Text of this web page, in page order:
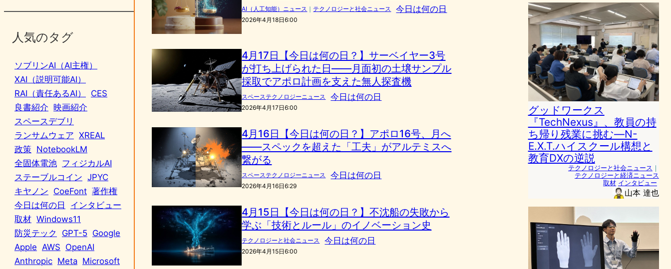
人気のタグ
ソブリンAI（AI主権）
XAI（説明可能AI）
RAI（責任あるAI）
CES
良書紹介 映画紹介
スペースデブリ
ランサムウェア XREAL
政策 NotebookLM
全固体電池 フィジカルAI
ステーブルコイン JPYC
キヤノン CoeFont 著作権
今日は何の日
インタビュー
取材 Windows11
防災テック
GPT-5 Google
Apple AWS OpenAI
Anthropic Meta Microsoft
AI（人工知能）ニュース ｜テクノロジーと社会ニュース 今日は何の日
2026年4月18日6:00
4月17日【今日は何の日？】サーベイヤー3号
が打ち上げられた日——月面初の土壌サンプル
採取でアポロ計画を支えた無人探査機
スペーステクノロジーニュース 今日は何の日
2026年4月17日6:00
4月16日【今日は何の日？】アポロ16号、月へ
――スペックを超えた「工夫」がアルテミスへ
繋がる
スペーステクノロジーニュース 今日は何の日
2026年4月16日6:29
4月15日【今日は何の日？】不沈船の失敗から
学ぶ「技術とルール」のイノベーション史
テクノロジーと社会ニュース 今日は何の日
2026年4月15日6:00
グッドワークス
『TechNexus』、教員の持
ち帰り残業に挑む—N-
E.X.T.ハイスクール構想と
教育DXの逆説
テクノロジーと社会ニュース ｜
テクノロジーと経済ニュース
取材 インタビュー
山本 達也